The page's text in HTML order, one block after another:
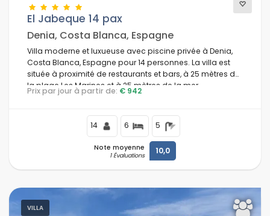
Piscine (453)
Piscine privée (346)
Piscine chauffée (25)
Jacuzzi (17)
Sauna (5)
Animaux domestiques admis (216)
Satellite / Câble
El Jabeque 14 pax
Denia, Costa Blanca, Espagne
Villa moderne et luxueuse avec piscine privée à Denia,
Costa Blanca, Espagne pour 14 personnes. La villa est
située à proximité de restaurants et bars, à 25 mètres de
la plage Les Marines et à 25 mètres de la mer
Méditerranée.
Prix par jour à partir de: € 942
14 6 5
Note moyenne
1 Évaluations 10,0
VILLA